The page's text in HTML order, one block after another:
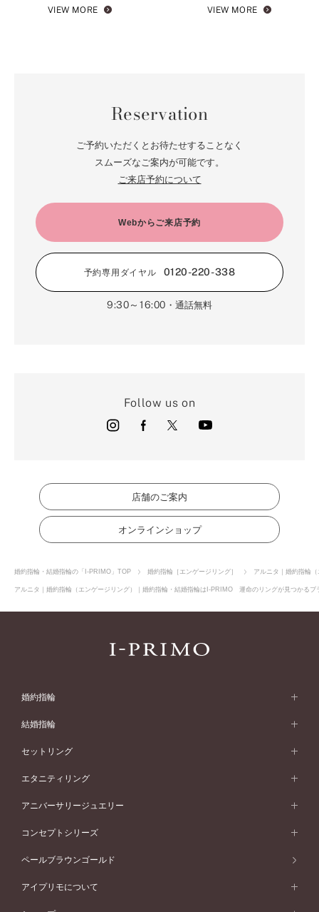
VIEW MORE VIEW MORE
Reservation
ご予約いただくとお待たせすることなく
スムーズなご案内が可能です。
ご来店予約について
Webからご来店予約
予約専用ダイヤル 0120-220-338
9:30～16:00 ・通話無料
Follow us on
店舗のご案内
オンラインショップ
婚約指輪・結婚指輪の「I-PRIMO」TOP 婚約指輪［エンゲージリング］ アルニタ｜婚約指輪
アルニタ｜婚約指輪（エンゲージリング）｜婚約指輪・結婚指輪はI-PRIMO 運命のリングが見つかる
婚約指輪
婚約指輪 (エンゲージリング)
婚約指輪一覧
ピンクゴールド
ペールブラウンゴールド
ウェーブライン
V字ライン
ワンサイドメレ
ダブルサイドメレ
フェミニン
50万円台～
結婚指輪
結婚指輪 (マリッジリング)
結婚指輪一覧
ピンクゴールド
ペールブラウンゴールド
ウェーブライン
V字ライン
ワンメレ
セットリング
セットリング
セットリング一覧
ピンクゴールド
エタニティリング
エタニティリング
エタニティリング一覧
アニバーサリージュエリー
アニバーサリージュエリー
アニバーサリージュエリー一覧
コンセプトシリーズ
コンセプトシリーズ
オリジンビリーフ
ペールブラウンゴールド
アイプリモについて